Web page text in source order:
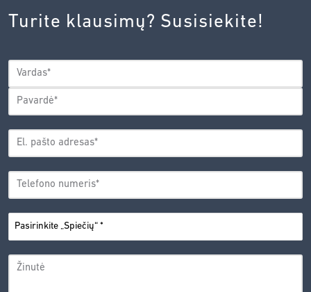
AGENTŪROS
PRIVATUMO
POLITIKA.*
Turite klausimų? Susisiekite!
VARDAS*
Vardas
EL.
ADRESAS*
TELEFONO
NUMERIS*
PASIRINKITE
„SPIEČIŲ“*
ŽINUTĖ